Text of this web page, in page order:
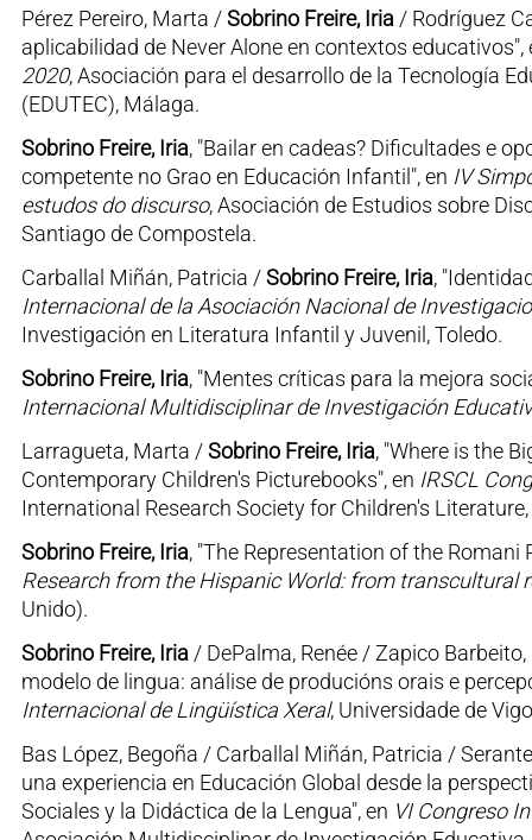
Pérez Pereiro, Marta /Sobrino Freire, Iria / Rodríguez
aplicabilidad de Never Alone en contextos educativos",
2020, Asociación para el desarrollo de la Tecnología
(EDUTEC), Málaga.
Sobrino Freire, Iria, "Bailar en cadeas? Dificultades e
competente no Grao en Educación Infantil", en IV
estudos do discurso, Asociación de Estudios sobre
Santiago de Compostela.
Carballal Miñán, Patricia /Sobrino Freire, Iria,
Internacional de la Asociación Nacional de
Investigación en Literatura Infantil y Juvenil, Toledo.
Sobrino Freire, Iria, "Mentes críticas para la mejora
Internacional Multidisciplinar de Investigación
Larragueta, Marta /Sobrino Freire, Iria, "Where is the
Contemporary Children's Picturebooks", en IRSCL
International Research Society for Children's
Sobrino Freire, Iria, "The Representation of the
Research from the Hispanic World: from transcultural
Unido).
Sobrino Freire, Iria / DePalma, Renée / Zapico
modelo de lingua: análise de producións orais e
Internacional de Lingüística Xeral, Universidade de
Bas López, Begoña / Carballal Miñán, Patricia /
una experiencia en Educación Global desde la
Sociales y la Didáctica de la Lengua", en VI Congreso